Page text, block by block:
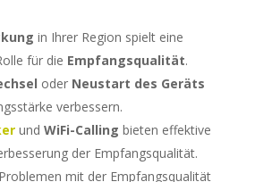
in Ihrer Region spielt eine
für die Empfangsqualität.
oder Neustart des Geräts
verbessern.
und WiFi-Calling bieten effektive
der Empfangsqualität.
mit der Empfangsqualität